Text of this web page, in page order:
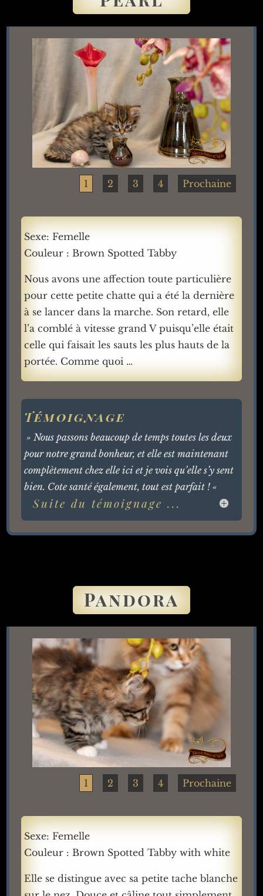
1 2 3 4 Prochaine
Sexe: Femelle
Couleur : Brown Spotted Tabby
Nous avons une affection toute particulière
pour cette petite chatte qui a été la dernière
à se lancer dans la marche. Son retard, elle
l’a comblé à vitesse grand V puisqu’elle était
celle qui faisait les sauts les plus hauts de la
portée. Comme quoi …
Témoignage
» Nous passons beaucoup de temps toutes les deux
pour notre grand bonheur, et elle est maintenant
complètement chez elle ici et je vois qu’elle s’y sent
bien. Cote santé également, tout est parfait ! «
Suite du témoignage ...
Pandora
Pixel
1 2 3 4 Prochaine
Sexe: Femelle
Couleur : Brown Spotted Tabby with white
Elle se distingue avec sa petite tache blanche